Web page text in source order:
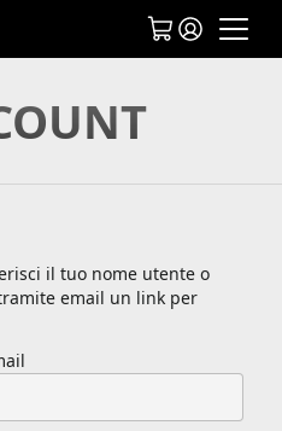
il tuo nome utente o
email un link per